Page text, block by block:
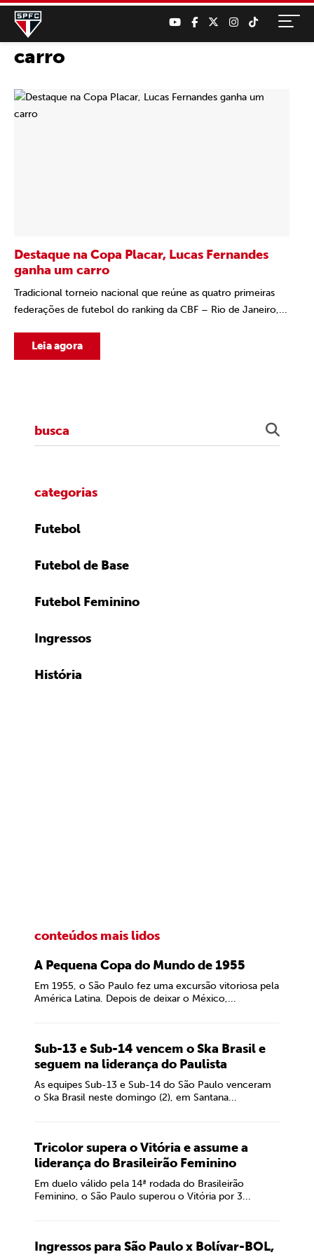
carro
Destaque na Copa Placar, Lucas Fernandes
ganha um carro
Tradicional torneio nacional que reúne as quatro primeiras
federações de futebol do ranking da CBF – Rio de Janeiro,...
Leia agora
categorias
Futebol
Futebol de Base
Futebol Feminino
Ingressos
História
conteúdos mais lidos
A Pequena Copa do Mundo de 1955
Em 1955, o São Paulo fez uma excursão vitoriosa pela
América Latina. Depois de deixar o México,...
Sub-13 e Sub-14 vencem o Ska Brasil e
seguem na liderança do Paulista
As equipes Sub-13 e Sub-14 do São Paulo venceram
o Ska Brasil neste domingo (2), em Santana...
Tricolor supera o Vitória e assume a
liderança do Brasileirão Feminino
Em duelo válido pela 14ª rodada do Brasileirão
Feminino, o São Paulo superou o Vitória por 3...
Ingressos para São Paulo x Bolívar-BOL,